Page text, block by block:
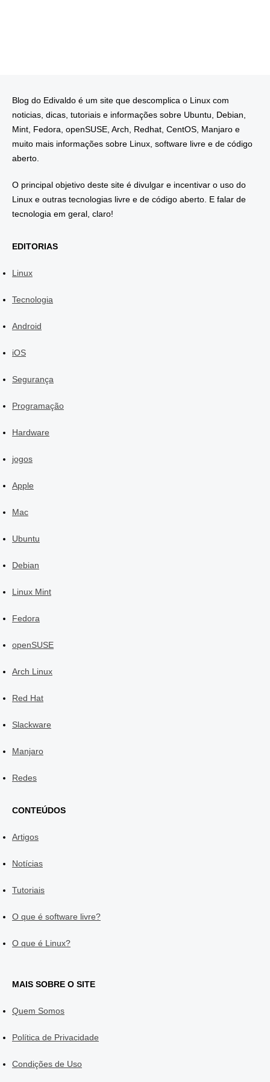
Blog do Edivaldo é um site que descomplica o Linux com
noticias, dicas, tutoriais e informações sobre Ubuntu, Debian,
Mint, Fedora, openSUSE, Arch, Redhat, CentOS, Manjaro e
muito mais informações sobre Linux, software livre e de código
aberto.
O principal objetivo deste site é divulgar e incentivar o uso do
Linux e outras tecnologias livre e de código aberto. E falar de
tecnologia em geral, claro!
EDITORIAS
Linux
Tecnologia
Android
iOS
Segurança
Programação
Hardware
jogos
Apple
Mac
Ubuntu
Debian
Linux Mint
Fedora
openSUSE
Arch Linux
Red Hat
Slackware
Manjaro
Redes
CONTEÚDOS
Artigos
Notícias
Tutoriais
O que é software livre?
O que é Linux?
MAIS SOBRE O SITE
Quem Somos
Política de Privacidade
Condições de Uso